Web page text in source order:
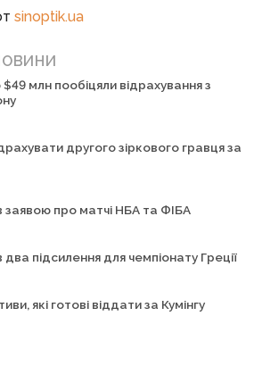
sinoptik.ua
млн пообіцяли відрахування з
другого зіркового гравця за
про матчі НБА та ФІБА
два підсилення для чемпіонату Греції
які готові віддати за Кумінгу